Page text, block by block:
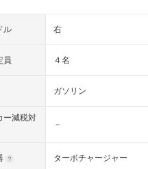
ル 右
員 ４名
ガソリン
ー減税対
－
ターボチャージャー